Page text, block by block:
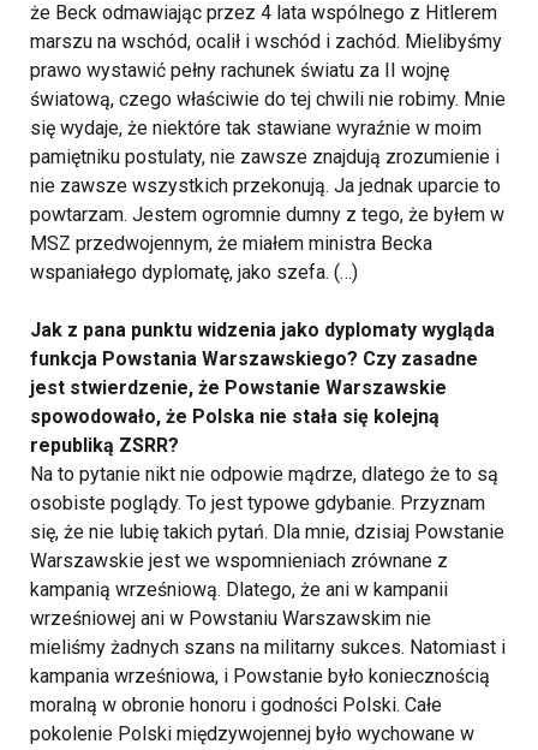
że Beck odmawiając przez 4 lata wspólnego z Hitlerem
marszu na wschód, ocalił i wschód i zachód. Mielibyśmy
prawo wystawić pełny rachunek światu za II wojnę
światową, czego właściwie do tej chwili nie robimy. Mnie
się wydaje, że niektóre tak stawiane wyraźnie w moim
pamiętniku postulaty, nie zawsze znajdują zrozumienie i
nie zawsze wszystkich przekonują. Ja jednak uparcie to
powtarzam. Jestem ogromnie dumny z tego, że byłem w
MSZ przedwojennym, że miałem ministra Becka
wspaniałego dyplomatę, jako szefa. (…)
Jak z pana punktu widzenia jako dyplomaty wygląda
funkcja Powstania Warszawskiego? Czy zasadne
jest stwierdzenie, że Powstanie Warszawskie
spowodowało, że Polska nie stała się kolejną
republiką ZSRR?
Na to pytanie nikt nie odpowie mądrze, dlatego że to są
osobiste poglądy. To jest typowe gdybanie. Przyznam
się, że nie lubię takich pytań. Dla mnie, dzisiaj Powstanie
Warszawskie jest we wspomnieniach zrównane z
kampanią wrześniową. Dlatego, że ani w kampanii
wrześniowej ani w Powstaniu Warszawskim nie
mieliśmy żadnych szans na militarny sukces. Natomiast i
kampania wrześniowa, i Powstanie było koniecznością
moralną w obronie honoru i godności Polski. Całe
pokolenie Polski międzywojennej było wychowane w